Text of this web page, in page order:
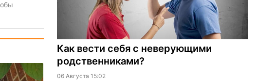
Как вести себя с неверующими
родственниками?
06 Августа 15:02